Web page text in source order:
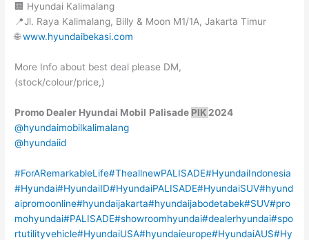
🏢 Hyundai Kalimalang
📍Jl. Raya Kalimalang, Billy & Moon M1/1A, Jakarta Timur
🌐www.hyundaibekasi.com
More Info about best deal please DM,
(stock/colour/price,)
Promo Dealer Hyundai Mobil Palisade PIK 2024
@hyundaimobilkalimalang
@hyundaiid
#ForARemarkableLife#TheallnewPALISADE#HyundaiIndonesia
#Hyundai#HyundaiID#HyundaiPALISADE#HyundaiSUV#hyund
aipromoonline#hyundaijakarta#hyundaijabodetabek#SUV#pro
mohyundai#PALISADE#showroomhyundai#dealerhyundai#spo
rtutilityvehicle#HyundaiUSA#hyundaieurope#HyundaiAUS#Hy